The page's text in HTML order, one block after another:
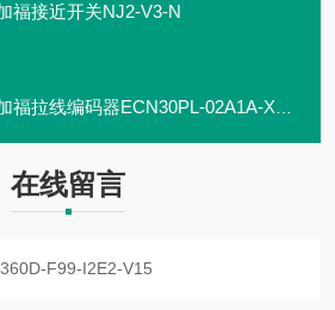
福接近开关NJ2-V3-N
福拉线编码器ECN30PL-02A1A-X2:NN
在线留言